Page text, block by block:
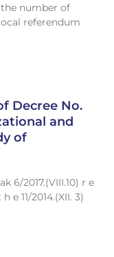
number of
referendum
Decree No.
and
of
6/2017.(VIII.10) r e
e 11/2014.(XII. 3)